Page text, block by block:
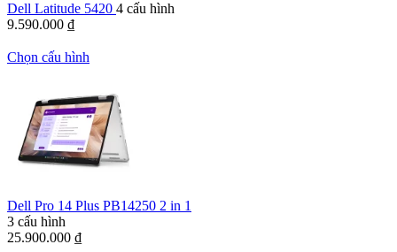
Dell Latitude 5420 4 cấu hình
9.590.000 ₫
Chọn cấu hình
Dell Pro 14 Plus PB14250 2 in 1
3 cấu hình
25.900.000 ₫